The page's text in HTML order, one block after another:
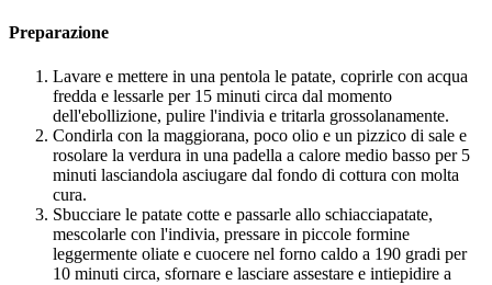
Preparazione
Lavare e mettere in una pentola le patate, coprirle con acqua
fredda e lessarle per 15 minuti circa dal momento
dell'ebollizione, pulire l'indivia e tritarla grossolanamente.
Condirla con la maggiorana, poco olio e un pizzico di sale e
rosolare la verdura in una padella a calore medio basso per 5
minuti lasciandola asciugare dal fondo di cottura con molta
cura.
Sbucciare le patate cotte e passarle allo schiacciapatate,
mescolarle con l'indivia, pressare in piccole formine
leggermente oliate e cuocere nel forno caldo a 190 gradi per
10 minuti circa, sfornare e lasciare assestare e intiepidire a